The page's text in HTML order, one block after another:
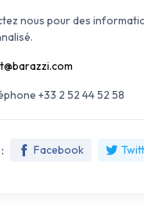
nous pour des
+33 2 52 44 52 58
Facebook